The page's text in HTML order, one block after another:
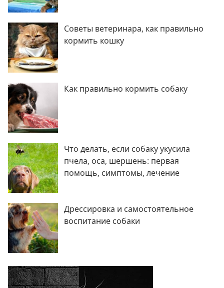
Советы ветеринара, как правильно
кормить кошку
Как правильно кормить собаку
Что делать, если собаку укусила
пчела, оса, шершень: первая
помощь, симптомы, лечение
Дрессировка и самостоятельное
воспитание собаки